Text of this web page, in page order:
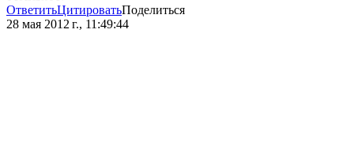
ОтветитьЦитироватьПоделиться
28 мая 2012 г., 11:49:44